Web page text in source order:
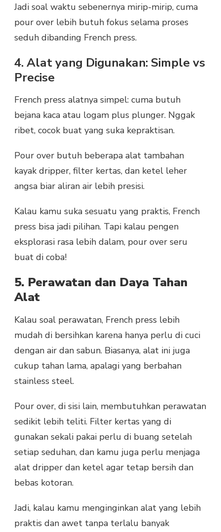
Jadi soal waktu sebenernya mirip-mirip, cuma
pour over lebih butuh fokus selama proses
seduh dibanding French press.
4. Alat yang Digunakan: Simple vs
Precise
French press alatnya simpel: cuma butuh
bejana kaca atau logam plus plunger. Nggak
ribet, cocok buat yang suka kepraktisan.
Pour over butuh beberapa alat tambahan
kayak dripper, filter kertas, dan ketel leher
angsa biar aliran air lebih presisi.
Kalau kamu suka sesuatu yang praktis, French
press bisa jadi pilihan. Tapi kalau pengen
eksplorasi rasa lebih dalam, pour over seru
buat di coba!
5. Perawatan dan Daya Tahan
Alat
Kalau soal perawatan, French press lebih
mudah di bersihkan karena hanya perlu di cuci
dengan air dan sabun. Biasanya, alat ini juga
cukup tahan lama, apalagi yang berbahan
stainless steel.
Pour over, di sisi lain, membutuhkan perawatan
sedikit lebih teliti. Filter kertas yang di
gunakan sekali pakai perlu di buang setelah
setiap seduhan, dan kamu juga perlu menjaga
alat dripper dan ketel agar tetap bersih dan
bebas kotoran.
Jadi, kalau kamu menginginkan alat yang lebih
praktis dan awet tanpa terlalu banyak